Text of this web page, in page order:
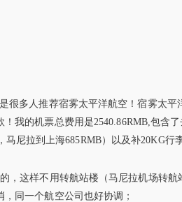
很多人推荐宿雾太平洋航空！宿雾太平
我的机票总费用是2540.86RMB,包含
尼拉到上海685RMB）以及补20KG行
，这样不用转航站楼（马尼拉机场转
同一个航空公司也好协调；